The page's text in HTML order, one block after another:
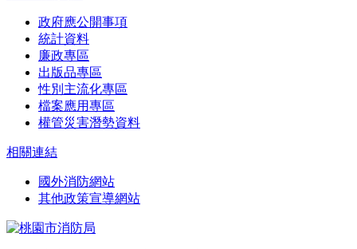
政府應公開事項
統計資料
廉政專區
出版品專區
性別主流化專區
檔案應用專區
權管災害潛勢資料
相關連結
國外消防網站
其他政策宣導網站